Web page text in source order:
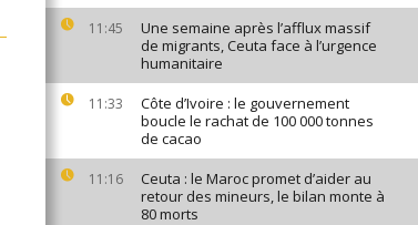
11:45
Une semaine après l’afflux massif
de migrants, Ceuta face à l’urgence
humanitaire
11:33
Côte d’Ivoire : le gouvernement
boucle le rachat de 100 000 tonnes
de cacao
11:16
Ceuta : le Maroc promet d’aider au
retour des mineurs, le bilan monte à
80 morts